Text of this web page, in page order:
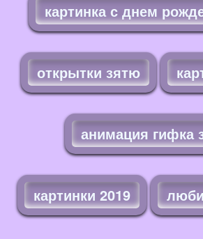
картинка с днем
открытки зятю
анимация гифка
картинки 2019